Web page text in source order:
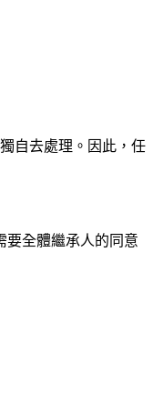
自去處理。因此，任
要全體繼承人的同意